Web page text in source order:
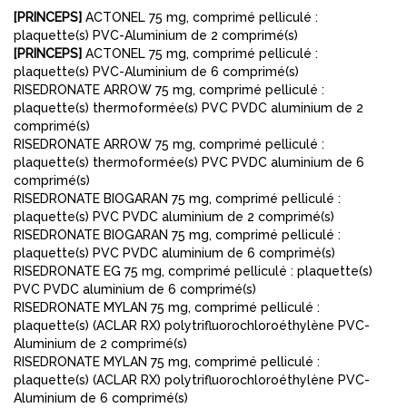
[PRINCEPS] ACTONEL 75 mg, comprimé pelliculé :
plaquette(s) PVC-Aluminium de 2 comprimé(s)
[PRINCEPS] ACTONEL 75 mg, comprimé pelliculé :
plaquette(s) PVC-Aluminium de 6 comprimé(s)
RISEDRONATE ARROW 75 mg, comprimé pelliculé :
plaquette(s) thermoformée(s) PVC PVDC aluminium de 2
comprimé(s)
RISEDRONATE ARROW 75 mg, comprimé pelliculé :
plaquette(s) thermoformée(s) PVC PVDC aluminium de 6
comprimé(s)
RISEDRONATE BIOGARAN 75 mg, comprimé pelliculé :
plaquette(s) PVC PVDC aluminium de 2 comprimé(s)
RISEDRONATE BIOGARAN 75 mg, comprimé pelliculé :
plaquette(s) PVC PVDC aluminium de 6 comprimé(s)
RISEDRONATE EG 75 mg, comprimé pelliculé : plaquette(s)
PVC PVDC aluminium de 6 comprimé(s)
RISEDRONATE MYLAN 75 mg, comprimé pelliculé :
plaquette(s) (ACLAR RX) polytrifluorochloroéthylène PVC-
Aluminium de 2 comprimé(s)
RISEDRONATE MYLAN 75 mg, comprimé pelliculé :
plaquette(s) (ACLAR RX) polytrifluorochloroéthylène PVC-
Aluminium de 6 comprimé(s)